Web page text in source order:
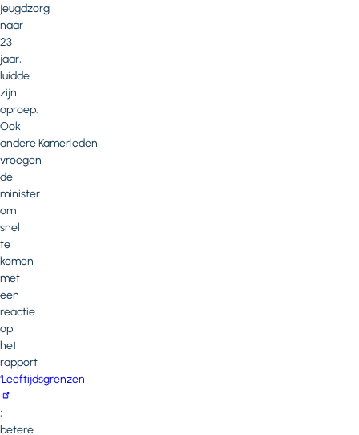
jeugdzorg
naar
23
jaar,
luidde
zijn
oproep.
Ook
andere Kamerleden
vroegen
de
minister
om
snel
te
komen
met
een
reactie
op
het
rapport
‘Leeftijdsgrenzen
;
betere